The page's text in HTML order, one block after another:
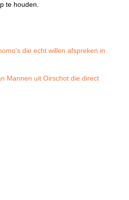
te houden.
die echt willen afspreken in
Mannen uit Oirschot die direct